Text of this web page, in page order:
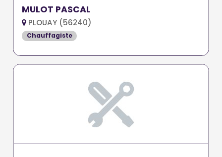
MULOT PASCAL
PLOUAY (56240)
Chauffagiste